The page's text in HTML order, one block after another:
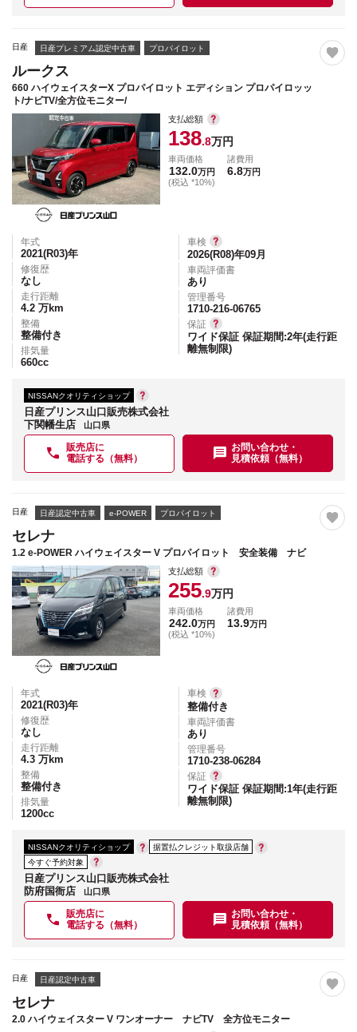
日産 日産プレミアム認定中古車 プロパイロット
ルークス
660 ハイウェイスターX プロパイロット エディション プロパイロッッ
ト/ナビTV/全方位モニター/
支払総額
138.8万円
車両価格
132.0万円
(税込 *10%)
諸費用
6.8万円
年式
2021(R03)年
修復歴
なし
走行距離
4.2 万km
整備
整備付き
排気量
660cc
車検
2026(R08)年09月
車両評価書
あり
管理番号
1710-216-06765
保証
ワイド保証 保証期間:2年(走行距
離無制限)
NISSANクオリティショップ
日産プリンス山口販売株式会社
下関幡生店
山口県
販売店に
電話する（無料）
お問い合わせ・
見積依頼（無料）
日産 日産認定中古車 e-POWER プロパイロット
セレナ
1.2 e-POWER ハイウェイスター V プロパイロット 安全装備 ナビ
支払総額
255.9万円
車両価格
242.0万円
(税込 *10%)
諸費用
13.9万円
年式
2021(R03)年
修復歴
なし
走行距離
4.3 万km
整備
整備付き
排気量
1200cc
車検
整備付き
車両評価書
あり
管理番号
1710-238-06284
保証
ワイド保証 保証期間:1年(走行距
離無制限)
NISSANクオリティショップ
据置払クレジット取扱店舗
今すぐ予約対象
日産プリンス山口販売株式会社
防府国衙店
山口県
販売店に
電話する（無料）
お問い合わせ・
見積依頼（無料）
日産 日産認定中古車
セレナ
2.0 ハイウェイスター V ワンオーナー ナビTV 全方位モニター